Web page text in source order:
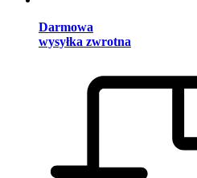
Darmowa
wysyłka zwrotna